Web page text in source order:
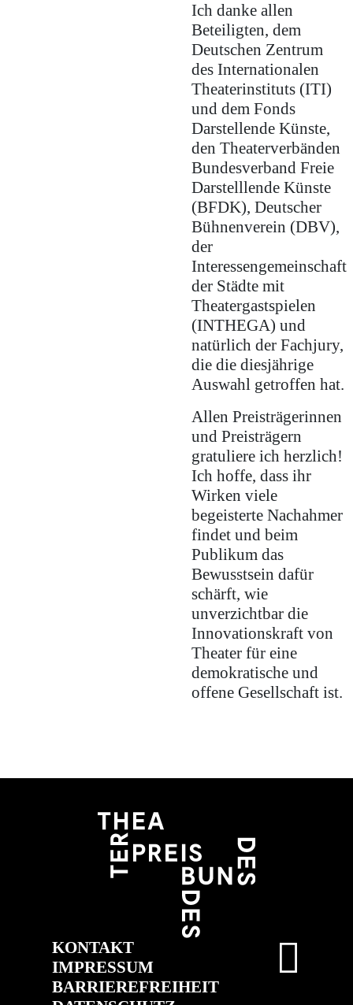
Ich danke allen
Beteiligten, dem
Deutschen Zentrum
des Internationalen
Theaterinstituts (ITI)
und dem Fonds
Darstellende Künste,
den Theaterverbänden
Bundesverband Freie
Darstelllende Künste
(BFDK), Deutscher
Bühnenverein (DBV),
der
Interessengemeinschaft
der Städte mit
Theatergastspielen
(INTHEGA) und
natürlich der Fachjury,
die die diesjährige
Auswahl getroffen hat.
Allen Preisträgerinnen
und Preisträgern
gratuliere ich herzlich!
Ich hoffe, dass ihr
Wirken viele
begeisterte Nachahmer
findet und beim
Publikum das
Bewusstsein dafür
schärft, wie
unverzichtbar die
Innovationskraft von
Theater für eine
demokratische und
offene Gesellschaft ist.
KONTAKT
IMPRESSUM
BARRIEREFREIHEIT